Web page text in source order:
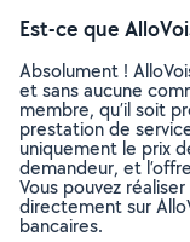
Est-ce que
Absolument !
et sans aucune
membre, qu’il soit
prestation de
uniquement le prix
demandeur, et
Vous pouvez
directement sur
bancaires.